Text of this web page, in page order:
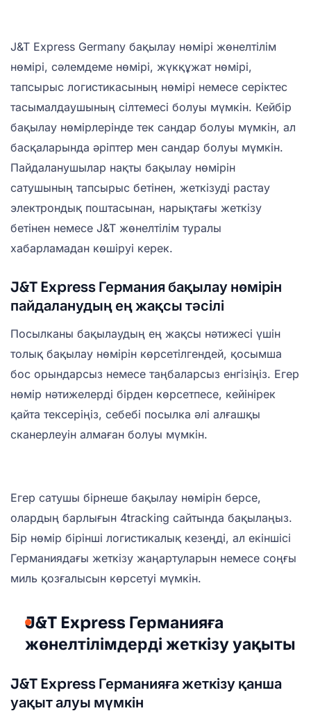
J&T Express Germany бақылау нөмірі жөнелтілім
нөмірі, сәлемдеме нөмірі, жүкқұжат нөмірі,
тапсырыс логистикасының нөмірі немесе серіктес
тасымалдаушының сілтемесі болуы мүмкін. Кейбір
бақылау нөмірлерінде тек сандар болуы мүмкін, ал
басқаларында әріптер мен сандар болуы мүмкін.
Пайдаланушылар нақты бақылау нөмірін
сатушының тапсырыс бетінен, жеткізуді растау
электрондық поштасынан, нарықтағы жеткізу
бетінен немесе J&T жөнелтілім туралы
хабарламадан көшіруі керек.
J&T Express Германия бақылау нөмірін
пайдаланудың ең жақсы тәсілі
Посылканы бақылаудың ең жақсы нәтижесі үшін
толық бақылау нөмірін көрсетілгендей, қосымша
бос орындарсыз немесе таңбаларсыз енгізіңіз. Егер
нөмір нәтижелерді бірден көрсетпесе, кейінірек
қайта тексеріңіз, себебі посылка әлі алғашқы
сканерлеуін алмаған болуы мүмкін.
Егер сатушы бірнеше бақылау нөмірін берсе,
олардың барлығын 4tracking сайтында бақылаңыз.
Бір нөмір бірінші логистикалық кезеңді, ал екіншісі
Германиядағы жеткізу жаңартуларын немесе соңғы
миль қозғалысын көрсетуі мүмкін.
J&T Express Германияға
жөнелтілімдерді жеткізу уақыты
J&T Express Германияға жеткізу қанша
уақыт алуы мүмкін